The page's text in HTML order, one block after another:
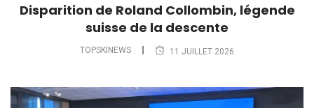
Disparition de Roland Collombin, légende
suisse de la descente
TOPSKINEWS 11 JUILLET 2026